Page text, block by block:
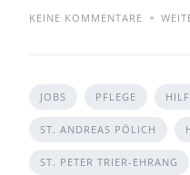
KEINE KOMMENTARE
JOBS PFLEGE
ST. ANDREAS PÖLICH
ST. PETER TRIER-EHRANG